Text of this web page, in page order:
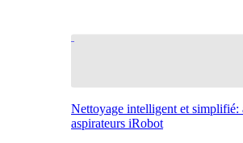
Nettoyage intelligent et simplifié:
aspirateurs iRobot